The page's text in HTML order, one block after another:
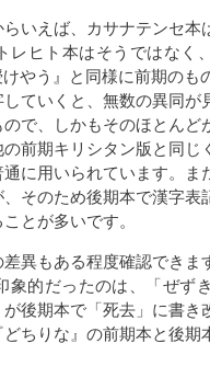
いえば、カサナテンセ
レヒト本はそうではなく
やう』と同様に前期の
ていくと、無数の異同が
で、しかもそのほとん
前期キリシタン版と同
に用いられています。
そのため後期本で漢字表
とが多いです。
異もある程度確認できま
象的だったのは、「ぜず
後期本で「死去」に書
ちりな』の前期本と後